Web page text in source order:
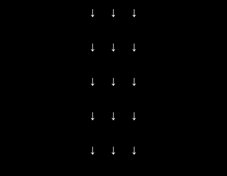
↓ ↓ ↓
↓ ↓ ↓
↓ ↓ ↓
↓ ↓ ↓
↓ ↓ ↓